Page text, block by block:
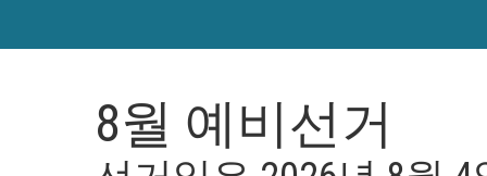
8월 예비선거